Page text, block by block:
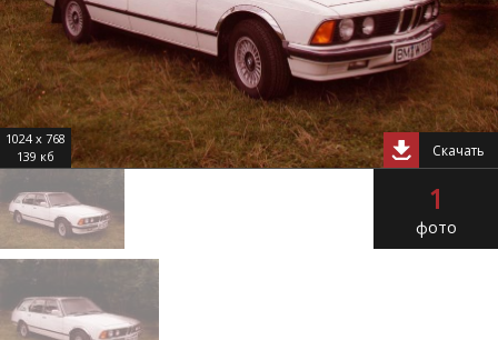
1024 x 768
139 кб
Скачать
1
фото